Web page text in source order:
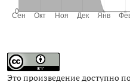
Это произведение доступно